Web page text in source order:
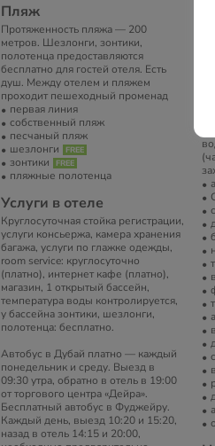
Пляж
Протяженность пляжа — 200
метров. Шезлонги, зонтики,
полотенца предоставляются
бесплатно для гостей отеля. Есть
душ. Между отелем и пляжем
проходит пешеходный променад
первая линия
собственный пляж
песчаный пляж
шезлонги
зонтики
пляжные полотенца
Услуги в отеле
Круглосуточная стойка регистрации,
услуги консьержа, камера хранения
багажа, услуги по глажке одежды,
room service: круглосуточно
(платно), интернет кафе (платно),
магазин, 1 открытый бассейн,
температура воды контролируется,
у бассейна зонтики, шезлонги,
полотенца: бесплатно.
Автобус в Дубай платно — каждый
понедельник и среду. Выезд в
09:30 утра, обратно в отель в 19:00
от торгового центра «Дейра».
Бесплатный автобус в Фуджейру.
Каждый день, выезд 10:20 и 15:20,
назад в отель 14:15 и 20:00,